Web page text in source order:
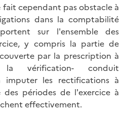
fait cependant pas obstacle à
dans la comptabilité
sur l'ensemble des
y compris la partie de
par la prescription à
vérification- conduit
imputer les rectifications à
périodes de l'exercice à
effectivement.